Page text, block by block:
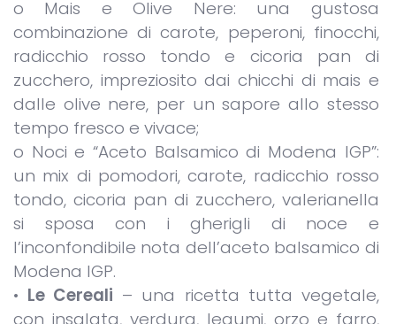
o Mais e Olive Nere: una gustosa
combinazione di carote, peperoni, finocchi,
radicchio rosso tondo e cicoria pan di
zucchero, impreziosito dai chicchi di mais e
dalle olive nere, per un sapore allo stesso
tempo fresco e vivace;
o Noci e “Aceto Balsamico di Modena IGP”:
un mix di pomodori, carote, radicchio rosso
tondo, cicoria pan di zucchero, valerianella
si sposa con i gherigli di noce e
l’inconfondibile nota dell’aceto balsamico di
Modena IGP.
• Le Cereali – una ricetta tutta vegetale,
con insalata, verdura, legumi, orzo e farro,